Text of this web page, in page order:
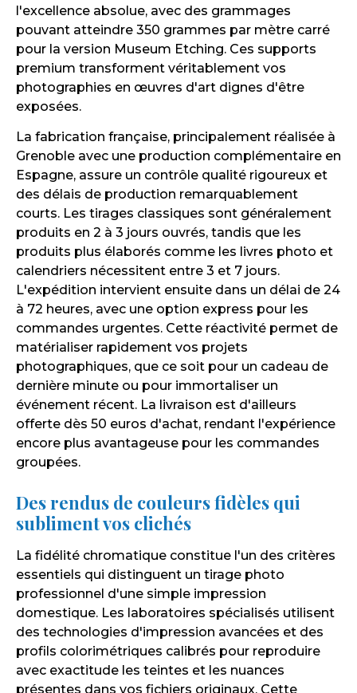
l'excellence absolue, avec des grammages
pouvant atteindre 350 grammes par mètre carré
pour la version Museum Etching. Ces supports
premium transforment véritablement vos
photographies en œuvres d'art dignes d'être
exposées.
La fabrication française, principalement réalisée à
Grenoble avec une production complémentaire en
Espagne, assure un contrôle qualité rigoureux et
des délais de production remarquablement
courts. Les tirages classiques sont généralement
produits en 2 à 3 jours ouvrés, tandis que les
produits plus élaborés comme les livres photo et
calendriers nécessitent entre 3 et 7 jours.
L'expédition intervient ensuite dans un délai de 24
à 72 heures, avec une option express pour les
commandes urgentes. Cette réactivité permet de
matérialiser rapidement vos projets
photographiques, que ce soit pour un cadeau de
dernière minute ou pour immortaliser un
événement récent. La livraison est d'ailleurs
offerte dès 50 euros d'achat, rendant l'expérience
encore plus avantageuse pour les commandes
groupées.
Des rendus de couleurs fidèles qui
subliment vos clichés
La fidélité chromatique constitue l'un des critères
essentiels qui distinguent un tirage photo
professionnel d'une simple impression
domestique. Les laboratoires spécialisés utilisent
des technologies d'impression avancées et des
profils colorimétriques calibrés pour reproduire
avec exactitude les teintes et les nuances
présentes dans vos fichiers originaux. Cette